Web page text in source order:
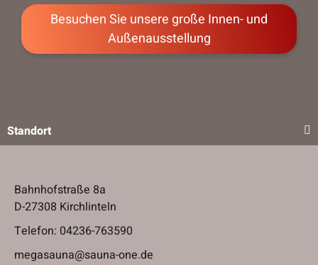
Besuchen Sie unsere große Innen- und
Außenausstellung
Standort
Bahnhofstraße 8a
D-27308 Kirchlinteln
Telefon: 04236-763590
megasauna@sauna-one.de